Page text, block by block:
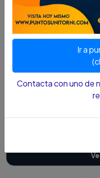
5000ROM 3610
Ir a
Contacta con uno de